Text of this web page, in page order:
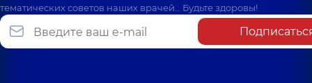
тематических советов наших врачей… Будьте здоровы!